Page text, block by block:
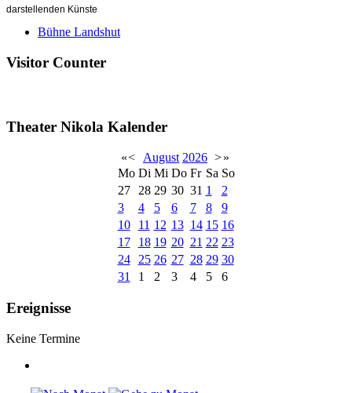
darstellenden Künste
Bühne Landshut
Visitor Counter
Theater Nikola Kalender
«< August 2026 >»
Mo Di Mi Do Fr Sa So
27
28 29 30 31 1
2
3
4 5 6 7 8
9
10
11 12 13 14 15 16
17
18 19 20 21 22 23
24
25 26 27 28 29 30
31
1 2 3 4 5 6
Ereignisse
Keine Termine